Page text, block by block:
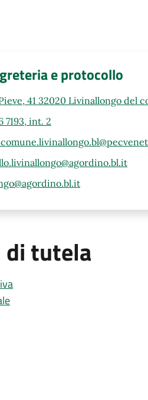
e protocollo
41 32020 Livinallongo del
7193, int. 2
tutela